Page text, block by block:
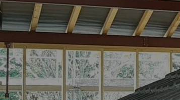
et
de
Couvreur
charpentier 87